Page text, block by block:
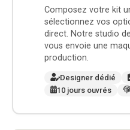
Composez votre kit
sélectionnez vos
direct. Notre studio
vous envoie une
production.
Designer dédié
10 jours ouvrés